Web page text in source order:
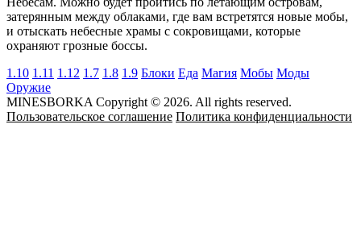
затерянным между облаками, где вам встретятся новые мобы,
и отыскать небесные храмы с сокровищами, которые
охраняют грозные боссы.
1.10 1.11 1.12 1.7 1.8 1.9 Блоки Еда Магия Мобы Моды
Оружие
MINESBORKA Copyright © 2026. All rights reserved.
Пользовательское соглашение Политика конфиденциальности